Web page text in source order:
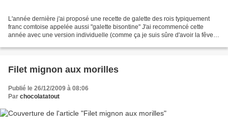
L'année dernière j'ai proposé une recette de galette des rois typiquement
franc comtoise appelée aussi "galette bisontine" J'ai recommencé cette
année avec une version individuelle (comme ça je suis sûre d'avoir la fêve !)
Filet mignon aux morilles
Publié le 26/12/2009 à 08:06
Par chocolatatout